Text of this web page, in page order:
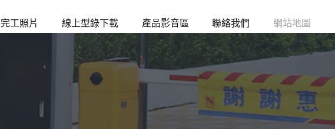
完工照片 線上型錄下載 產品影音區 聯絡我們 網站地圖